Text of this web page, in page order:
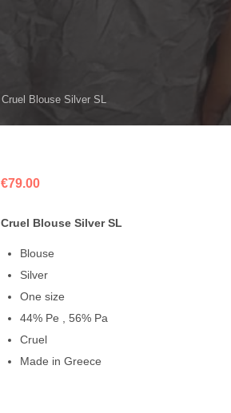
Cruel Blouse Silver SL
€79.00
Cruel Blouse Silver SL
Blouse
Silver
One size
44% Pe , 56% Pa
Cruel
Made in Greece